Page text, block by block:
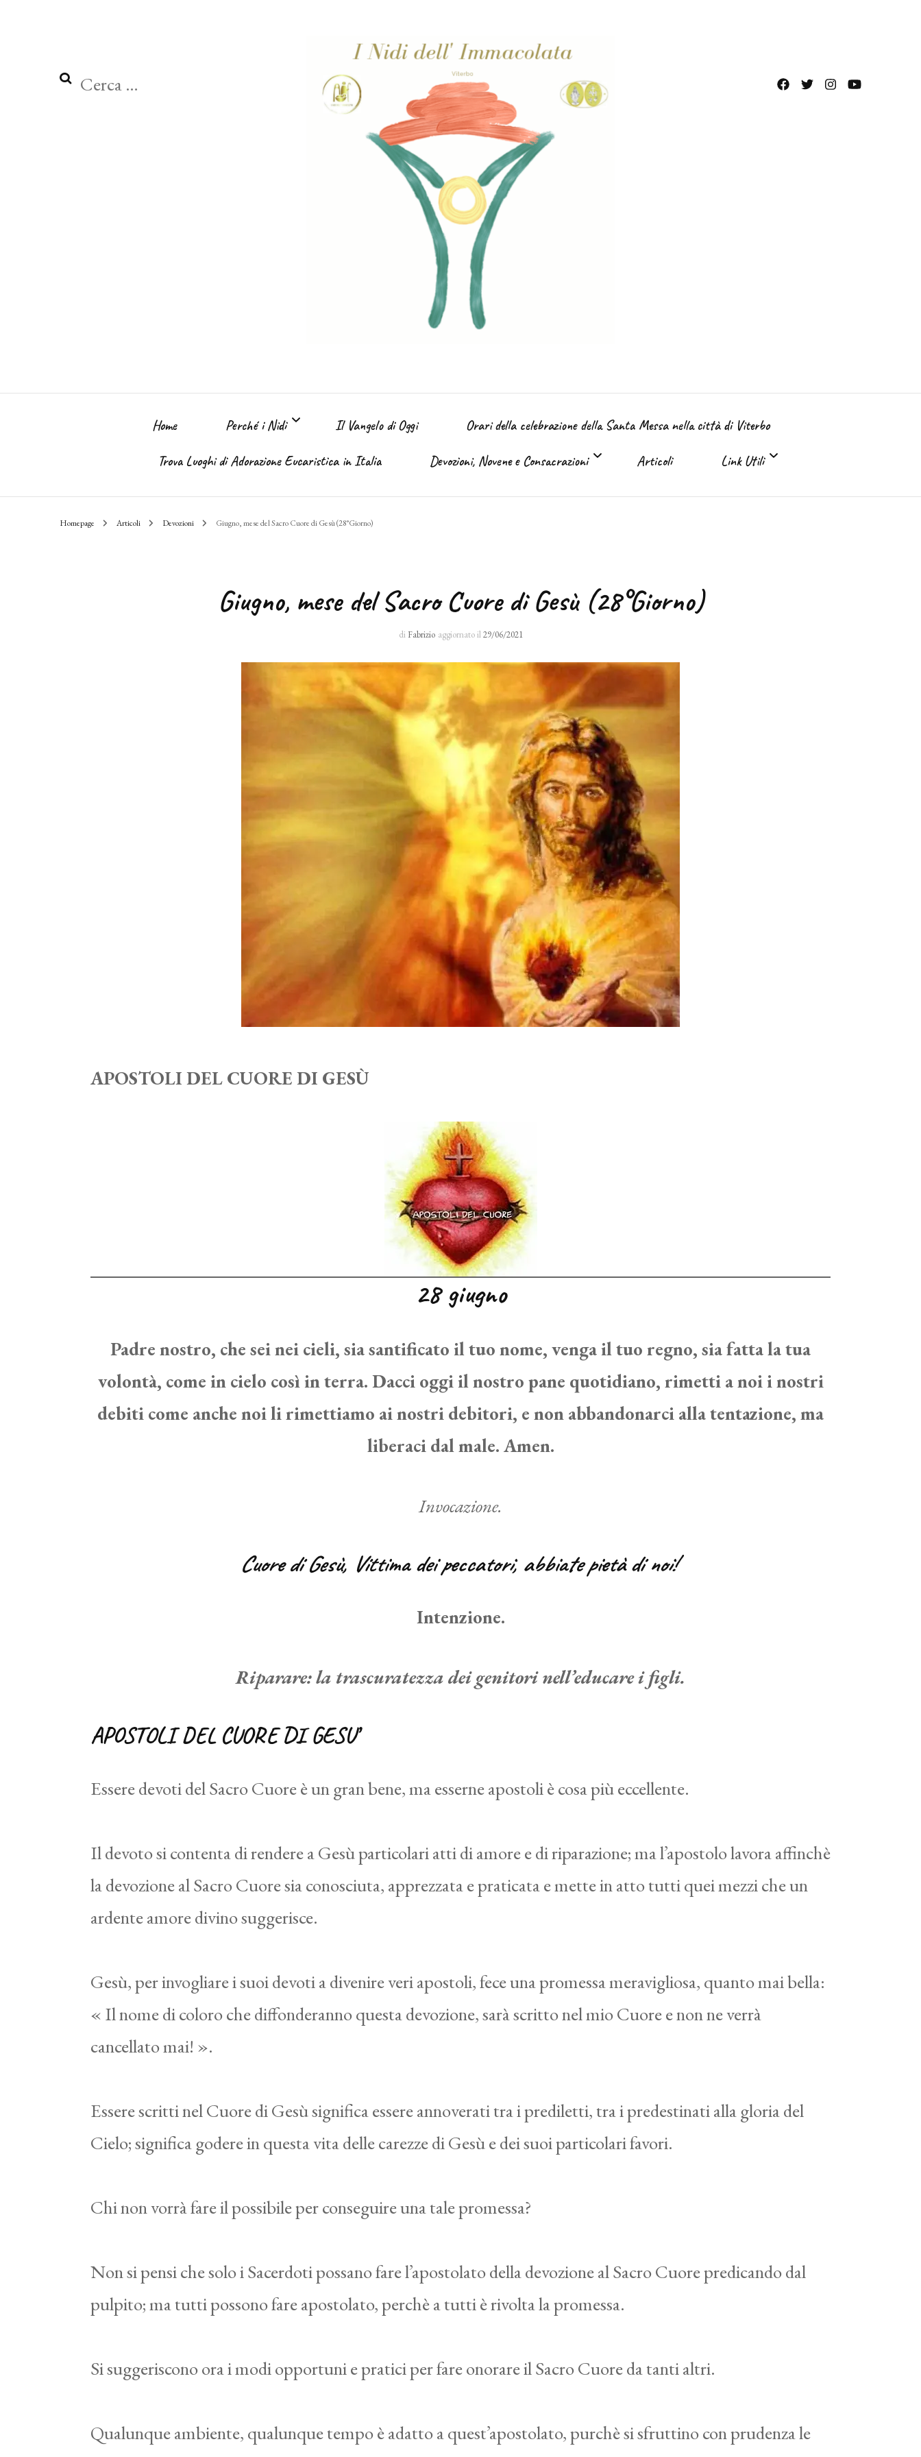
Home Perché i Nidi
Perché i Nidi dell’ Immacolata
Chi Sono
Il Vangelo di Oggi Orari della celebrazione della Santa Messa nella città di Viterbo
Trova Luoghi di Adorazione Eucaristica in Italia Devozioni, Novene e Consacrazioni
Sacro Manto
I primi cinque sabati del mese
Novena al Volto Santo
Via Crucis
Richieste di preghiera
Testimonianze
Articoli Link Utili
Homepage Articoli Devozioni Giugno, mese del Sacro Cuore di Gesù (28°Giorno)
Giugno, mese del Sacro Cuore di Gesù (28°Giorno)
di Fabrizio aggiornato il29/06/2021
APOSTOLI DEL CUORE DI GESÙ
28 giugno
Padre nostro, che sei nei cieli, sia santificato il tuo nome, venga il tuo regno, sia fatta la tua
volontà, come in cielo così in terra. Dacci oggi il nostro pane quotidiano, rimetti a noi i nostri
debiti come anche noi li rimettiamo ai nostri debitori, e non abbandonarci alla tentazione, ma
liberaci dal male. Amen.
Invocazione.
Cuore di Gesù, Vittima dei peccatori, abbiate pietà di noi!
Intenzione.
Riparare: la trascuratezza dei genitori nell’educare i figli.
APOSTOLI DEL CUORE DI GESU’
Essere devoti del Sacro Cuore è un gran bene, ma esserne apostoli è cosa più eccellente.
Il devoto si contenta di rendere a Gesù particolari atti di amore e di riparazione; ma l’apostolo lavora affinchè
la devozione al Sacro Cuore sia conosciuta, apprezzata e praticata e mette in atto tutti quei mezzi che un
ardente amore divino suggerisce.
Gesù, per invogliare i suoi devoti a divenire veri apostoli, fece una promessa meravigliosa, quanto mai bella:
« Il nome di coloro che diffonderanno questa devozione, sarà scritto nel mio Cuore e non ne verrà
cancellato mai! ».
Essere scritti nel Cuore di Gesù significa essere annoverati tra i prediletti, tra i predestinati alla gloria del
Cielo; significa godere in questa vita delle carezze di Gesù e dei suoi particolari favori.
Chi non vorrà fare il possibile per conseguire una tale promessa?
Non si pensi che solo i Sacerdoti possano fare l’apostolato della devozione al Sacro Cuore predicando dal
pulpito; ma tutti possono fare apostolato, perchè a tutti è rivolta la promessa.
Si suggeriscono ora i modi opportuni e pratici per fare onorare il Sacro Cuore da tanti altri.
Qualunque ambiente, qualunque tempo è adatto a quest’apostolato, purchè si sfruttino con prudenza le